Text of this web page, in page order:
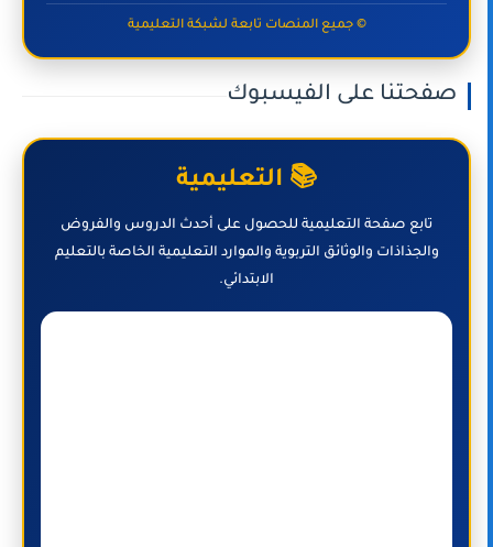
© جميع المنصات تابعة لشبكة التعليمية
صفحتنا على الفيسبوك
📚 التعليمية
تابع صفحة التعليمية للحصول على أحدث الدروس والفروض
والجذاذات والوثائق التربوية والموارد التعليمية الخاصة بالتعليم
الابتدائي.